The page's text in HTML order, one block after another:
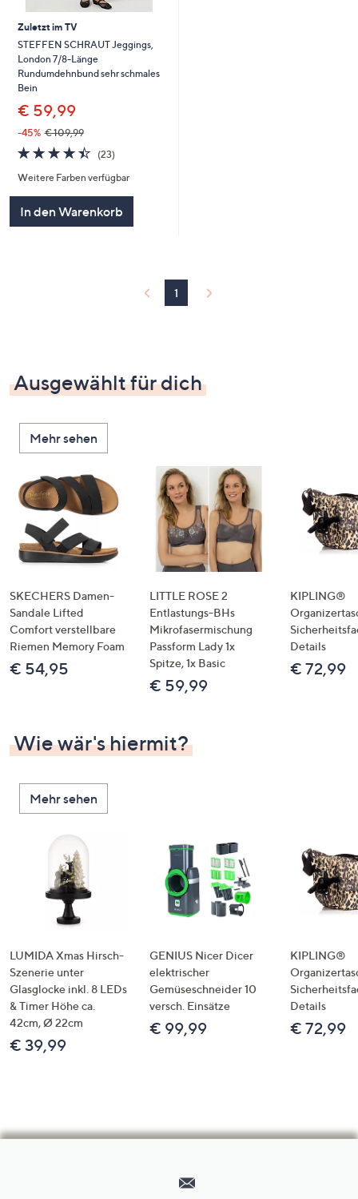
anzuzeigen.
Zuletzt im TV
STEFFEN SCHRAUT Jeggings,
London 7/8-Länge
Rundumdehnbund sehr schmales
Bein
€ 59,99
-45% € 109,99
4.4
von
5
(23)23
Weitere Farben verfügbar
In den Warenkorb
1
Ausgewählt für dich
Mehr sehen
SKECHERS Damen-
Sandale Lifted
Comfort verstellbare
Riemen Memory Foam
€ 54,95
LITTLE ROSE 2
Entlastungs-BHs
Mikrofasermischung
Passform Lady 1x
Spitze, 1x Basic
€ 59,99
KIPLING®
Details
€ 72,99
Wie wär's hiermit?
Mehr sehen
LUMIDA Xmas Hirsch-
Szenerie unter
Glasglocke inkl. 8 LEDs
& Timer Höhe ca.
42cm, Ø 22cm
€ 39,99
GENIUS Nicer Dicer
elektrischer
Gemüseschneider 10
versch. Einsätze
€ 99,99
KIPLING®
Details
€ 72,99